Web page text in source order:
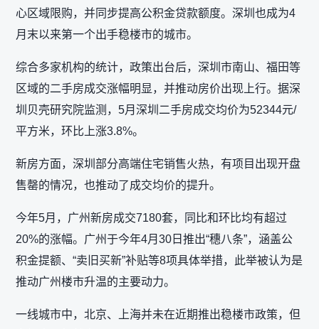
心区域限购，并同步提高公积金贷款额度。深圳也成为4
月末以来第一个出手稳楼市的城市。
综合多家机构的统计，政策出台后，深圳市南山、福田等
区域的二手房成交涨幅明显，并推动房价出现上行。据深
圳贝壳研究院监测，5月深圳二手房成交均价为52344元/
平方米，环比上涨3.8%。
新房方面，深圳部分高端住宅销售火热，有项目出现开盘
售罄的情况，也推动了成交均价的提升。
今年5月，广州新房成交7180套，同比和环比均有超过
20%的涨幅。广州于今年4月30日推出“穗八条”，涵盖公
积金提额、“卖旧买新”补贴等8项具体举措，此举被认为是
推动广州楼市升温的主要动力。
一线城市中，北京、上海并未在近期推出稳楼市政策，但